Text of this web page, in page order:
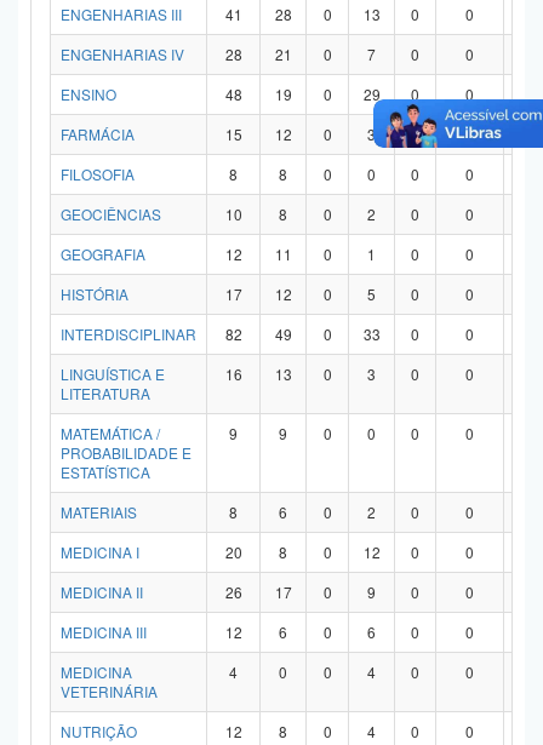
ENGENHARIAS III
41 28 0 13 0 0
ENGENHARIAS IV
28 21 0 7 0 0
ENSINO
48 19 0 29 0 0
FARMÁCIA
15 12 0 3 0 0
FILOSOFIA
8 8 0 0 0 0
GEOCIÊNCIAS
10 8 0 2 0 0
GEOGRAFIA
12 11 0 1 0 0
HISTÓRIA
17 12 0 5 0 0
INTERDISCIPLINAR
82 49 0 33 0 0
LINGUÍSTICA E
LITERATURA
16 13 0 3 0 0
MATEMÁTICA /
PROBABILIDADE E
ESTATÍSTICA
9 9 0 0 0 0
MATERIAIS 8 6 0 2 0 0
MEDICINA I
20 8 0 12 0 0
MEDICINA II
26 17 0 9 0 0
MEDICINA III
12 6 0 6 0 0
MEDICINA
VETERINÁRIA
4 0 0 4 0 0
NUTRIÇÃO 12 8 0 4 0 0